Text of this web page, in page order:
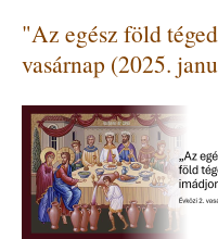
Krisztusnak
teste
vagytok,
egyenként
tagjai."
-
Évközi
3.
vasárnap
"Az egész föld
vasárnap (2025.